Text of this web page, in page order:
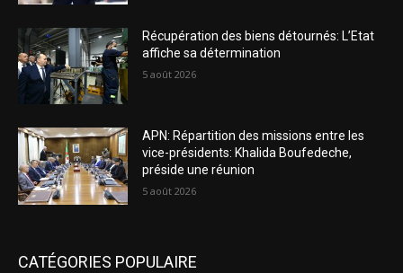
Récupération des biens détournés: L’Etat
affiche sa détermination
5 août 2026
APN: Répartition des missions entre les
vice-présidents: Khalida Boufedeche,
préside une réunion
5 août 2026
CATÉGORIES POPULAIRE